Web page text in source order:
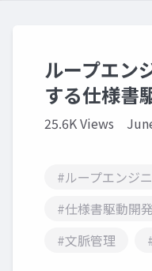
ループエン
する仕様書
25.6K Views
#ループエンジ
#仕様書駆動開発
#文脈管理